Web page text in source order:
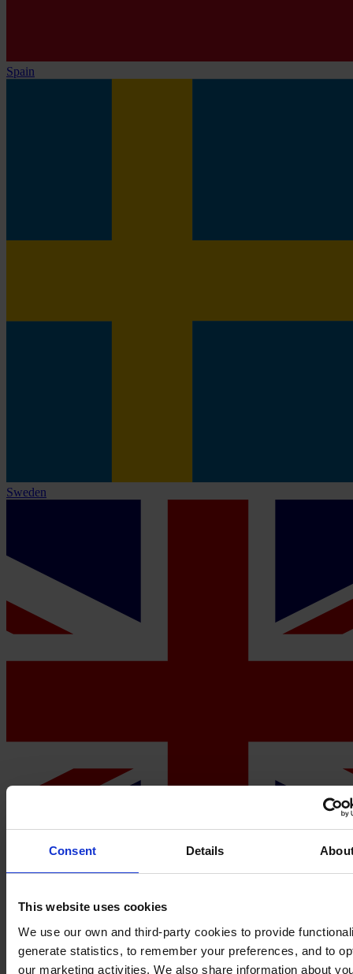
Consent Details
This website uses cookies
We use our own and third-party cookies to provide
generate statistics, to remember your preferences, and to
our marketing activities. We also share information about
Spain
Sweden
United Kingdom
North America
My Hempel
Yacht Pro